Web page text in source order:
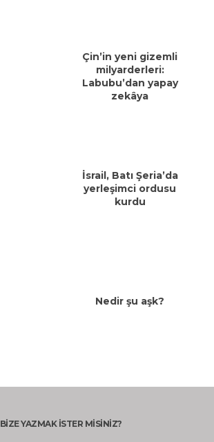
Çin’in yeni gizemli
milyarderleri:
Labubu’dan yapay
zekâya
İsrail, Batı Şeria’da
yerleşimci ordusu
kurdu
Nedir şu aşk?
BİZE YAZMAK İSTER MİSİNİZ?